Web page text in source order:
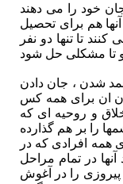
ای از انها حتی جان خود را می دهند
همه آنها هم برای تحصیل
تا تنها دو نفر
نفس زدن ، از سرما منجمد شدن ، جان دادن
ان برای همه کس
و روحیه ای که
را بر هم گذارده
همه افرادی که در
در تمام مراحل
پیروزی را در آغوش